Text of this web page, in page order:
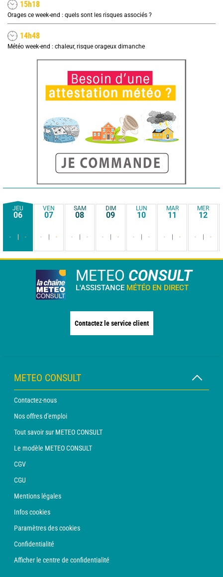
15h18
Orages ce week-end : quels sont les risques associés ?
14h48
Météo week-end : chaleur, risque orageux dimanche
JEU
06
- -
VEN
07
- -
SAM
08
- -
DIM
09
- -
LUN
10
- -
MAR
11
- -
MER
12
- -
METEO CONSULT
L'ASSISTANCE MÉTÉO EN DIRECT
Contactez le service client
METEO CONSULT
Contactez-nous
Nos offres d'emploi
Tout savoir sur METEO CONSULT
Le modèle METEO CONSULT
CGV
CGU
Mentions légales
Infos cookies
Paramètres des cookies
Confidentialité
Afficher le centre de confidentialité